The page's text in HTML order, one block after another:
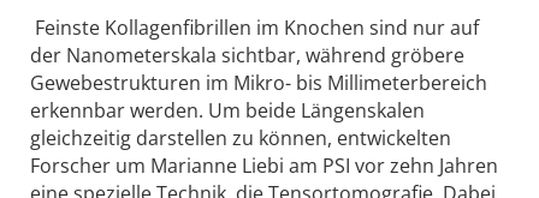
Feinste Kollagenfibrillen im Knochen sind nur auf
der Nanometerskala sichtbar, während gröbere
Gewebestrukturen im Mikro- bis Millimeterbereich
erkennbar werden. Um beide Längenskalen
gleichzeitig darstellen zu können, entwickelten
Forscher um Marianne Liebi am PSI vor zehn Jahren